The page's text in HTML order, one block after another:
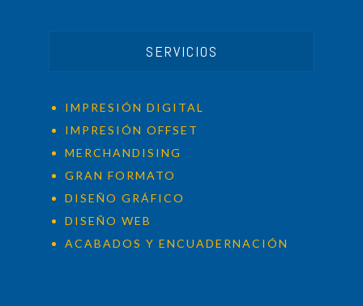
SERVICIOS
IMPRESIÓN DIGITAL
IMPRESIÓN OFFSET
MERCHANDISING
GRAN FORMATO
DISEÑO GRÁFICO
DISEÑO WEB
ACABADOS Y ENCUADERNACIÓN